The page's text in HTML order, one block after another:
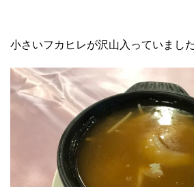
小さいフカヒレが沢山入っていました